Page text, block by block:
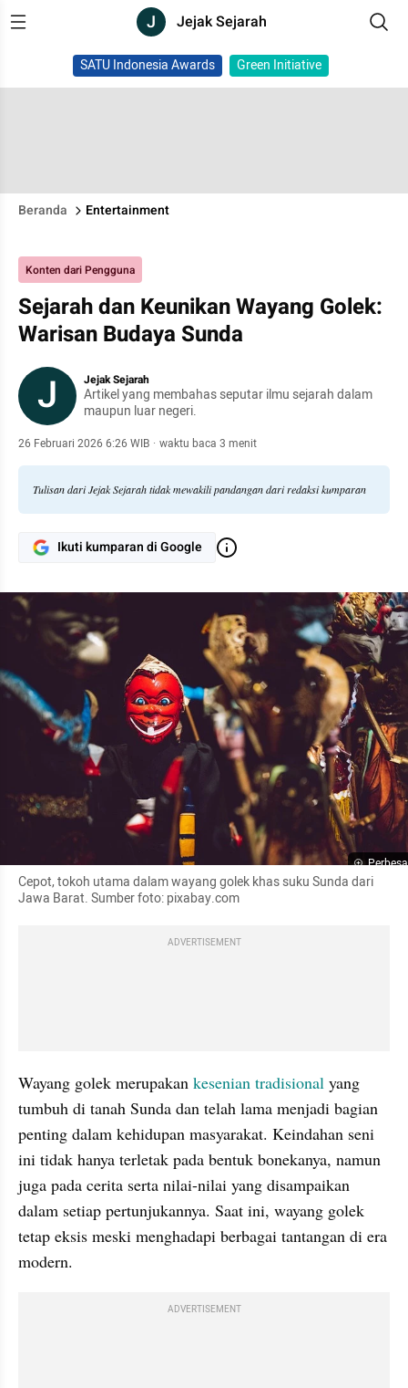
J Jejak Sejarah
SATU Indonesia Awards Green Initiative
Beranda Entertainment
Konten dari Pengguna
Sejarah dan Keunikan Wayang Golek:
Warisan Budaya Sunda
J Jejak Sejarah
Artikel yang membahas seputar ilmu sejarah dalam
maupun luar negeri.
26 Februari 2026 6:26 WIB · waktu baca 3 menit
Tulisan dari Jejak Sejarah tidak mewakili pandangan dari redaksi kumparan
Ikuti kumparan di Google
Cepot, tokoh utama dalam wayang golek khas suku Sunda dari
Jawa Barat. Sumber foto: pixabay.com
ADVERTISEMENT
Wayang golek merupakan kesenian tradisional yang
tumbuh di tanah Sunda dan telah lama menjadi bagian
penting dalam kehidupan masyarakat. Keindahan seni
ini tidak hanya terletak pada bentuk bonekanya, namun
juga pada cerita serta nilai-nilai yang disampaikan
dalam setiap pertunjukannya. Saat ini, wayang golek
tetap eksis meski menghadapi berbagai tantangan di era
modern.
ADVERTISEMENT